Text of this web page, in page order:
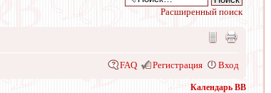
Расширенный поиск
FAQ Регистрация Вход
Календарь ВВ